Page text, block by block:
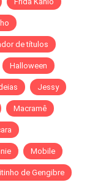
de títulos
Halloween
Jessy
Macramê
Mobile
de Gengibre